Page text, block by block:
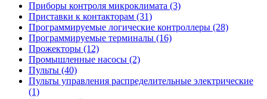
Приборы контроля микроклимата (3)
Приставки к контакторам (31)
Программируемые логические контроллеры (28)
Программируемые терминалы (16)
Прожекторы (12)
Промышленные насосы (2)
Пульты (40)
Пульты управления распределительные электрические
(1)